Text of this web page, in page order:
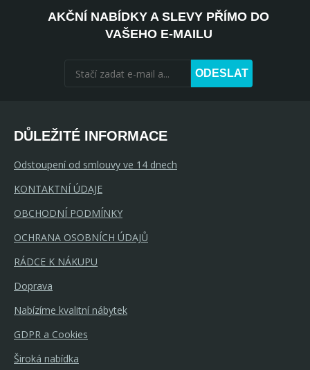
AKČNÍ NABÍDKY A SLEVY PŘÍMO DO
VAŠEHO E-MAILU
ODESLAT
DŮLEŽITÉ INFORMACE
Odstoupení od smlouvy ve 14 dnech
KONTAKTNÍ ÚDAJE
OBCHODNÍ PODMÍNKY
OCHRANA OSOBNÍCH ÚDAJŮ
RÁDCE K NÁKUPU
Doprava
Nabízíme kvalitní nábytek
GDPR a Cookies
Široká nabídka